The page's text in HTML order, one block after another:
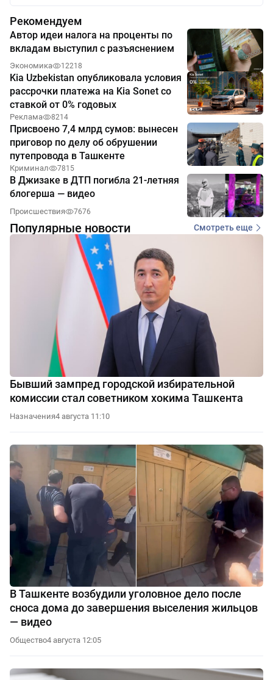
Рекомендуем
Автор идеи налога на проценты по
вкладам выступил с разъяснением
Экономика 12218
Kia Uzbekistan опубликовала условия
рассрочки платежа на Kia Sonet со
ставкой от 0% годовых
Реклама 8214
Присвоено 7,4 млрд сумов: вынесен
приговор по делу об обрушении
путепровода в Ташкенте
Криминал 7815
В Джизаке в ДТП погибла 21-летняя
блогерша — видео
Происшествия 7676
Популярные новости Смотреть еще
Бывший зампред городской избирательной
комиссии стал советником хокима Ташкента
Назначения4 августа 11:10
В Ташкенте возбудили уголовное дело после
сноса дома до завершения выселения жильцов
— видео
Общество4 августа 12:05